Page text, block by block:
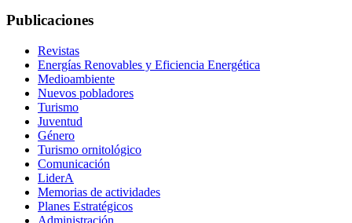
Publicaciones
Revistas
Energías Renovables y Eficiencia Energética
Medioambiente
Nuevos pobladores
Turismo
Juventud
Género
Turismo ornitológico
Comunicación
LiderA
Memorias de actividades
Planes Estratégicos
Administración